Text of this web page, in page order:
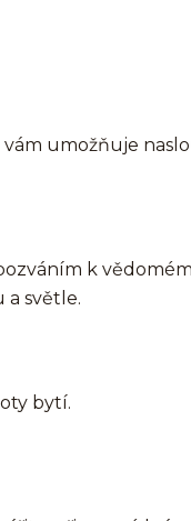
vám umožňuje
k
a světle.
bytí.